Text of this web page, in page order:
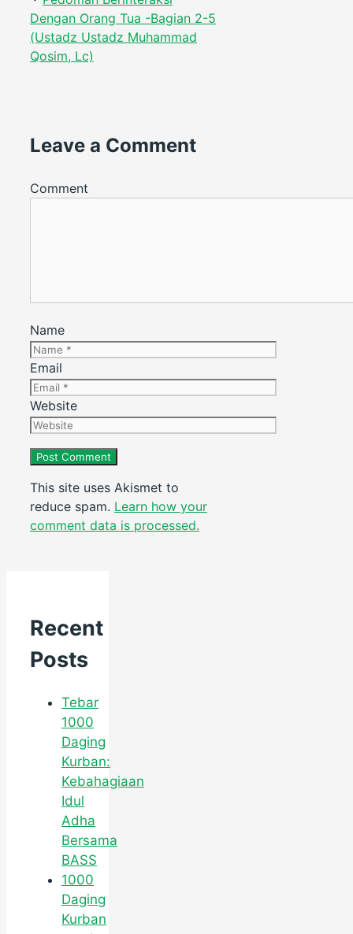
Dengan Orang Tua -Bagian 2-5
(Ustadz Ustadz Muhammad
Qosim, Lc)
Leave a Comment
Comment
Name
Email
Website
This site uses Akismet to
reduce spam. Learn how your
comment data is processed.
Recent
Posts
Tebar
1000
Daging
Kurban:
Kebahagiaan
Idul
Adha
Bersama
BASS
1000
Daging
Kurban